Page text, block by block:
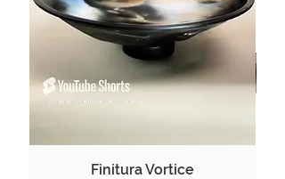
Finitura Vortice